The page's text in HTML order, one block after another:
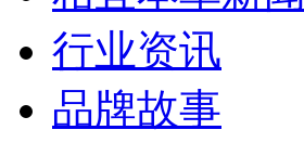
行业资讯
品牌故事